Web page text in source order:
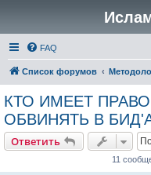
FAQ
Список форумов
КТО ИМЕЕТ
ОБВИНЯТЬ В
Ответить
11